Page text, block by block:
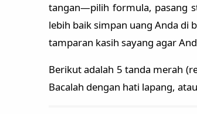
tangan—pilih formula, pasang
lebih baik simpan uang Anda di
tamparan kasih sayang agar
Berikut adalah 5 tanda merah
Bacalah dengan hati lapang,